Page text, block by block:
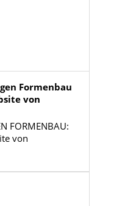
Formenbau
von
FORMENBAU:
von
neue
entstanden, die
Unternehmen